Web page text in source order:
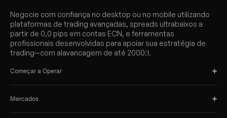
Negocie com confiança no desktop ou no mobile utilizando
plataformas de trading avançadas, spreads ultrabaixos a
partir de 0,0 pips em contas ECN, e ferramentas
profissionais desenvolvidas para apoiar sua estratégia de
trading—com alavancagem de até 2000:1.
Começar a Operar
Mercados